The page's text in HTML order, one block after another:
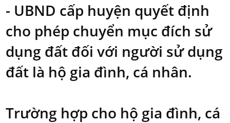
- UBND cấp huyện quyết định
cho phép chuyển mục đích sử
dụng đất đối với người sử dụng
đất là hộ gia đình, cá nhân.
Trường hợp cho hộ gia đình, cá